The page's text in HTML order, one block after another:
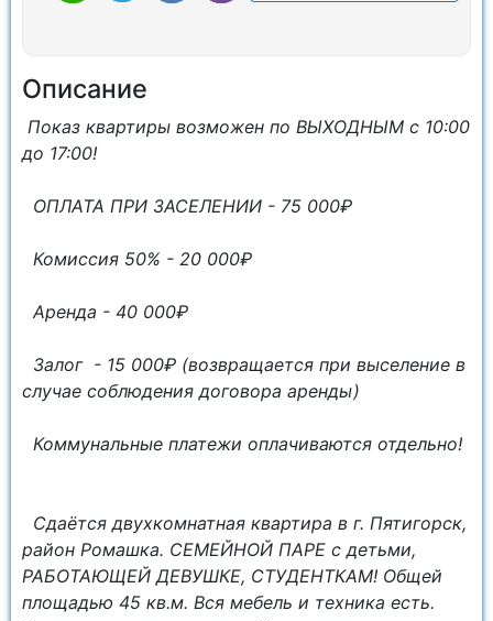
Описание
Показ квартиры возможен по ВЫХОДНЫМ с 10:00
до 17:00!
ОПЛАТА ПРИ ЗАСЕЛЕНИИ - 75 000₽
Комиссия 50% - 20 000₽
Аренда - 40 000₽
Залог - 15 000₽ (возвращается при выселение в
случае соблюдения договора аренды)
Коммунальные платежи оплачиваются отдельно!
Сдаётся двухкомнатная квартира в г. Пятигорск,
район Ромашка. СЕМЕЙНОЙ ПАРЕ с детьми,
РАБОТАЮЩЕЙ ДЕВУШКЕ, СТУДЕНТКАМ! Общей
площадью 45 кв.м. Вся мебель и техника есть.